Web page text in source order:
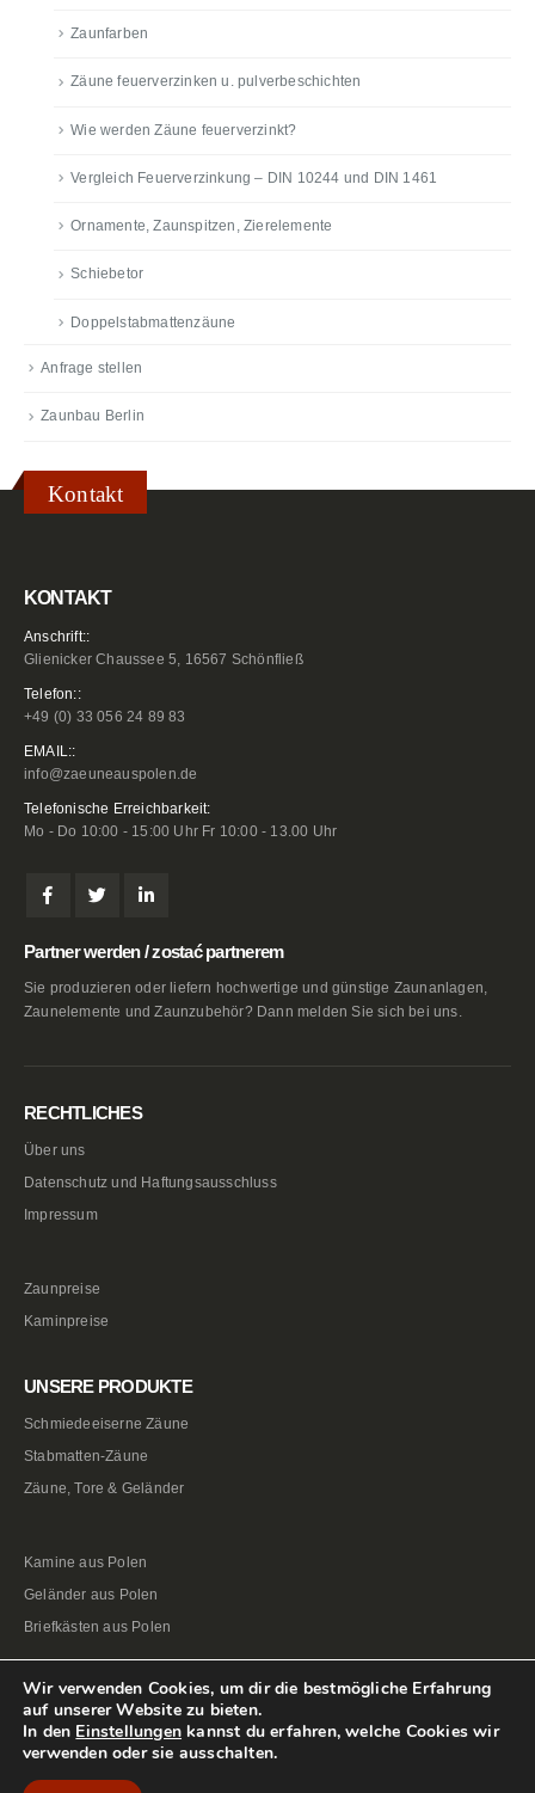
Zaunfarben
Zäune feuerverzinken u. pulverbeschichten
Wie werden Zäune feuerverzinkt?
Vergleich Feuerverzinkung – DIN 10244 und DIN 1461
Ornamente, Zaunspitzen, Zierelemente
Schiebetor
Doppelstabmattenzäune
Anfrage stellen
Zaunbau Berlin
Kontakt
KONTAKT
Anschrift::
Glienicker Chaussee 5, 16567 Schönfließ
Telefon::
+49 (0) 33 056 24 89 83
EMAIL::
info@zaeuneauspolen.de
Telefonische Erreichbarkeit:
Mo - Do 10:00 - 15:00 Uhr Fr 10:00 - 13.00 Uhr
Partner werden / zostać partnerem
Sie produzieren oder liefern hochwertige und günstige Zaunanlagen,
Zaunelemente und Zaunzubehör? Dann melden Sie sich bei uns.
RECHTLICHES
Über uns
Datenschutz und Haftungsausschluss
Impressum
Zaunpreise
Kaminpreise
UNSERE PRODUKTE
Schmiedeeiserne Zäune
Stabmatten-Zäune
Zäune, Tore & Geländer
Kamine aus Polen
Geländer aus Polen
Briefkästen aus Polen
Wir verwenden Cookies, um dir die bestmögliche Erfahrung
auf unserer Website zu bieten.
In den Einstellungen kannst du erfahren, welche Cookies wir
verwenden oder sie ausschalten.